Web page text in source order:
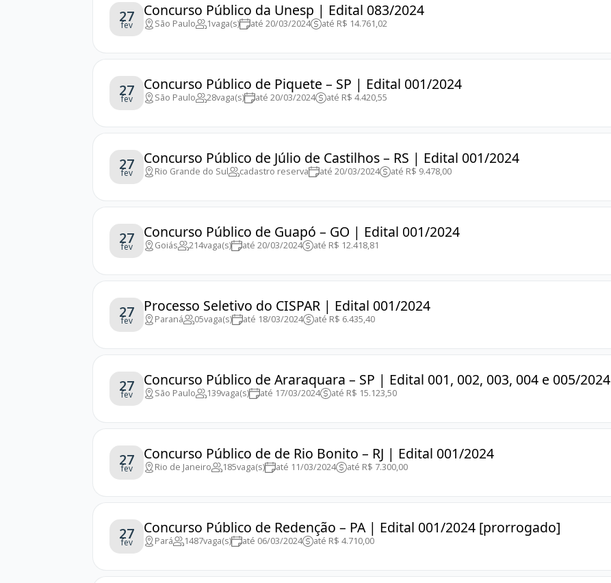
27
fev
Concurso Público da Unesp | Edital 083/2024
São Paulo 1vaga(s) até 20/03/2024 até R$ 14.761,02
27
fev
Concurso Público de Piquete – SP | Edital 001/2024
São Paulo 28vaga(s) até 20/03/2024 até R$ 4.420,55
27
fev
Concurso Público de Júlio de Castilhos – RS | Edital 001/2024
Rio Grande do Sul cadastro reserva até 20/03/2024 até R$ 9.478,00
27
fev
Concurso Público de Guapó – GO | Edital 001/2024
Goiás 214vaga(s) até 20/03/2024 até R$ 12.418,81
27
fev
Processo Seletivo do CISPAR | Edital 001/2024
Paraná 05vaga(s) até 18/03/2024 até R$ 6.435,40
27
fev
Concurso Público de Araraquara – SP | Edital 001, 002, 003, 004 e 005/2024
São Paulo 139vaga(s) até 17/03/2024 até R$ 15.123,50
27
fev
Concurso Público de de Rio Bonito – RJ | Edital 001/2024
Rio de Janeiro 185vaga(s) até 11/03/2024 até R$ 7.300,00
27
fev
Concurso Público de Redenção – PA | Edital 001/2024 [prorrogado]
Pará 1487vaga(s) até 06/03/2024 até R$ 4.710,00